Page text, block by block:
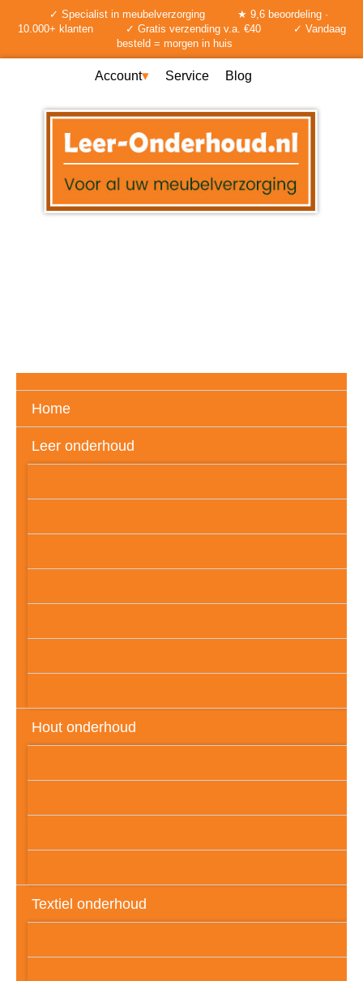
✓ Specialist in meubelverzorging
★ 9,6 beoordeling ·
10.000+ klanten
✓ Gratis verzending v.a. €40
✓ Vandaag
besteld = morgen in huis
Account Service Blog
Home
Leer onderhoud
Hout onderhoud
Textiel onderhoud